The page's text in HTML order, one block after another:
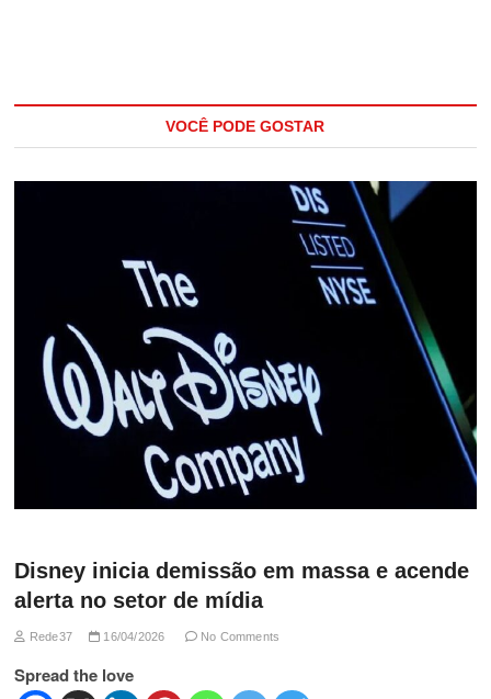
VOCÊ PODE GOSTAR
Disney inicia demissão em massa e acende
alerta no setor de mídia
Rede37 16/04/2026 No Comments
Spread the love